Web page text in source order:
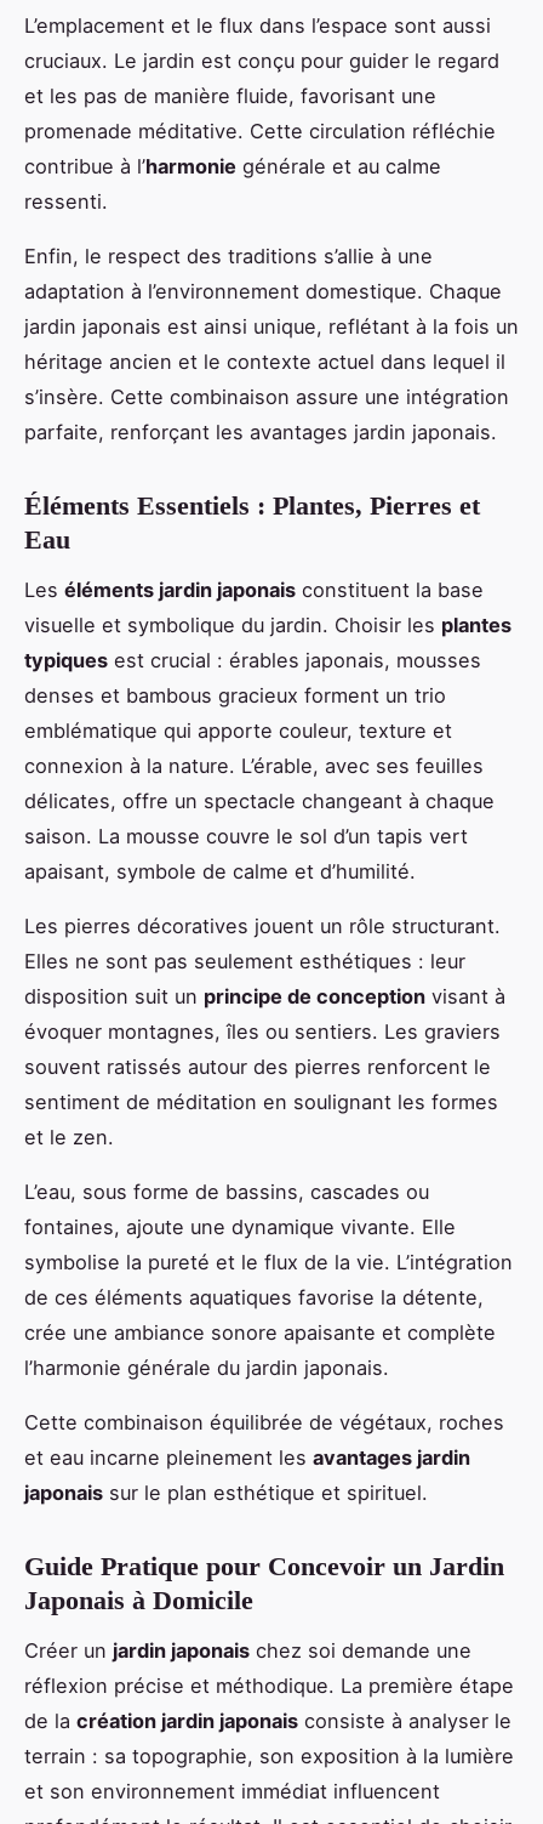
L’emplacement et le flux dans l’espace sont aussi
cruciaux. Le jardin est conçu pour guider le regard
et les pas de manière fluide, favorisant une
promenade méditative. Cette circulation réfléchie
contribue à l’harmonie générale et au calme
ressenti.
Enfin, le respect des traditions s’allie à une
adaptation à l’environnement domestique. Chaque
jardin japonais est ainsi unique, reflétant à la fois un
héritage ancien et le contexte actuel dans lequel il
s’insère. Cette combinaison assure une intégration
parfaite, renforçant les avantages jardin japonais.
Éléments Essentiels : Plantes, Pierres et
Eau
Les éléments jardin japonais constituent la base
visuelle et symbolique du jardin. Choisir les plantes
typiques est crucial : érables japonais, mousses
denses et bambous gracieux forment un trio
emblématique qui apporte couleur, texture et
connexion à la nature. L’érable, avec ses feuilles
délicates, offre un spectacle changeant à chaque
saison. La mousse couvre le sol d’un tapis vert
apaisant, symbole de calme et d’humilité.
Les pierres décoratives jouent un rôle structurant.
Elles ne sont pas seulement esthétiques : leur
disposition suit un principe de conception visant à
évoquer montagnes, îles ou sentiers. Les graviers
souvent ratissés autour des pierres renforcent le
sentiment de méditation en soulignant les formes
et le zen.
L’eau, sous forme de bassins, cascades ou
fontaines, ajoute une dynamique vivante. Elle
symbolise la pureté et le flux de la vie. L’intégration
de ces éléments aquatiques favorise la détente,
crée une ambiance sonore apaisante et complète
l’harmonie générale du jardin japonais.
Cette combinaison équilibrée de végétaux, roches
et eau incarne pleinement les avantages jardin
japonais sur le plan esthétique et spirituel.
Guide Pratique pour Concevoir un Jardin
Japonais à Domicile
Créer un jardin japonais chez soi demande une
réflexion précise et méthodique. La première étape
de la création jardin japonais consiste à analyser le
terrain : sa topographie, son exposition à la lumière
et son environnement immédiat influencent